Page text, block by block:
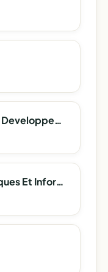
Adoc ( Association Pour Le Developpement De L'oncologie En Corse )
Comite D'etudes Scientifiques Et Informatiques De La Toponymie Corse (Cesit-Corsica)